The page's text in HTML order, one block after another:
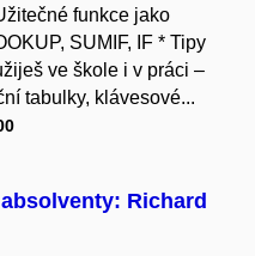
funkce jako
SUMIF, IF * Tipy
ve škole i v práci –
tabulky, klávesové...
Richard